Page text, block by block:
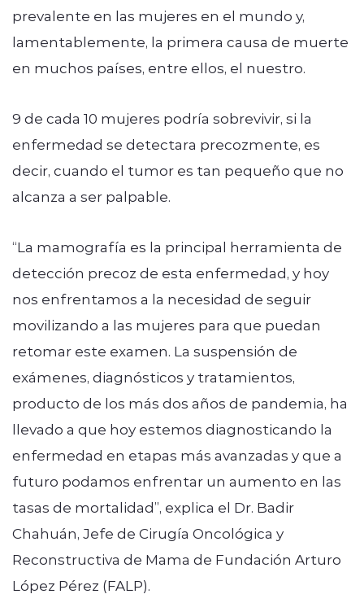
prevalente en las mujeres en el mundo y,
lamentablemente, la primera causa de muerte
en muchos países, entre ellos, el nuestro.
9 de cada 10 mujeres podría sobrevivir, si la
enfermedad se detectara precozmente, es
decir, cuando el tumor es tan pequeño que no
alcanza a ser palpable.
“La mamografía es la principal herramienta de
detección precoz de esta enfermedad, y hoy
nos enfrentamos a la necesidad de seguir
movilizando a las mujeres para que puedan
retomar este examen. La suspensión de
exámenes, diagnósticos y tratamientos,
producto de los más dos años de pandemia, ha
llevado a que hoy estemos diagnosticando la
enfermedad en etapas más avanzadas y que a
futuro podamos enfrentar un aumento en las
tasas de mortalidad”, explica el Dr. Badir
Chahuán, Jefe de Cirugía Oncológica y
Reconstructiva de Mama de Fundación Arturo
López Pérez (FALP).